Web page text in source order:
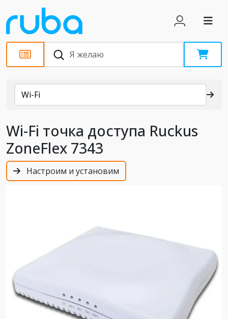
Каталог
Wi-Fi
Wi-Fi точка доступа Ruckus
ZoneFlex 7343
Настроим и установим